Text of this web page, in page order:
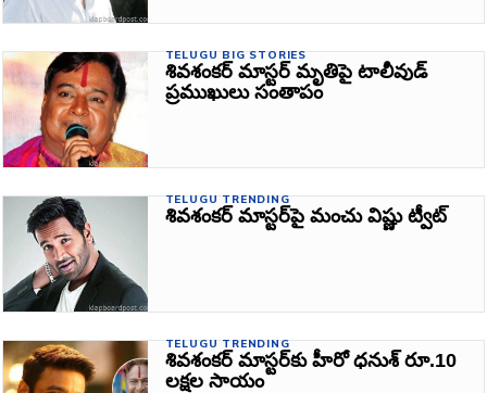
TELUGU BIG STORIES
శివశంకర్ మాస్టర్ మృతిపై టాలీవుడ్‌
ప్రముఖులు సంతాపం
TELUGU TRENDING
శివశంకర్‌ మాస్టర్‌పై మంచు విష్ణు ట్వీట్‌
TELUGU TRENDING
శివశంకర్‌ మాస్టర్‌కు హీరో ధనుశ్ రూ.10
ల‌క్ష‌ల సాయం